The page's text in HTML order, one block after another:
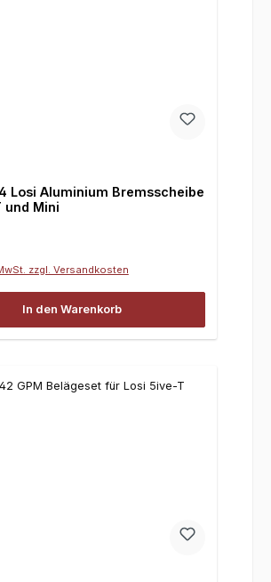
Losi Aluminium Bremsscheibe
und Mini
zzgl. Versandkosten
In den Warenkorb